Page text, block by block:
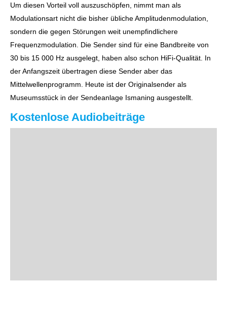
Um diesen Vorteil voll auszuschöpfen, nimmt man als
Modulationsart nicht die bisher übliche Amplitudenmodulation,
sondern die gegen Störungen weit unempfindlichere
Frequenzmodulation. Die Sender sind für eine Bandbreite von
30 bis 15 000 Hz ausgelegt, haben also schon HiFi-Qualität. In
der Anfangszeit übertragen diese Sender aber das
Mittelwellenprogramm. Heute ist der Originalsender als
Museumsstück in der Sendeanlage Ismaning ausgestellt.
Kostenlose Audiobeiträge